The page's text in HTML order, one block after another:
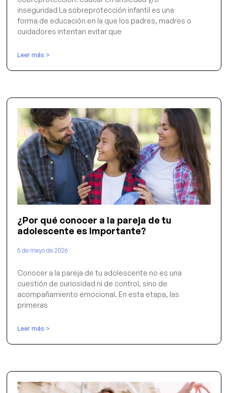
inseguridad La sobreprotección infantil es una
forma de educación en la que los padres, madres o
cuidadores intentan evitar que
Leer más >
¿Por qué conocer a la pareja de tu
adolescente es importante?
5 de mayo de 2026
Conocer a la pareja de tu adolescente no es una
cuestión de curiosidad ni de control, sino de
acompañamiento emocional. En esta etapa, las
primeras
Leer más >